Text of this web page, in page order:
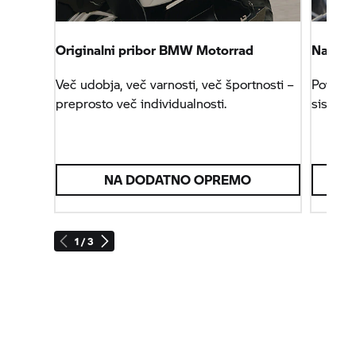
1 / 3
Originalni priborBMW Motorrad
Več udobja, več varnosti, več športnosti –
preprosto več individualnosti.
NA DODATNO OPREMO